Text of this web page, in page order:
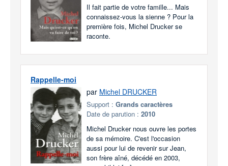
Il fait partie de votre famille... Mais
connaissez-vous la sienne ? Pour la
première fois, Michel Drucker se
raconte.
Rappelle-moi
par Michel DRUCKER
Support : Grands caractères
Date de parution : 2010
Michel Drucker nous ouvre les portes
de sa mémoire. C'est l'occasion
aussi pour lui de revenir sur Jean,
son frère aîné, décédé en 2003,